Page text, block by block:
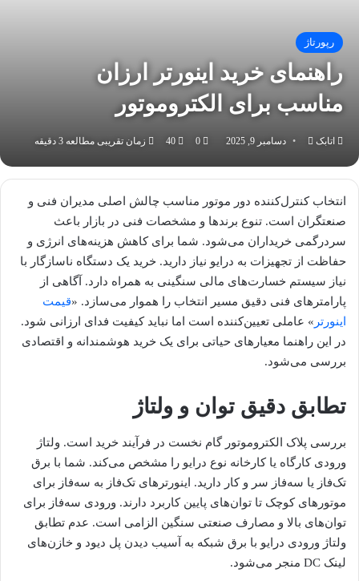
رپورتاژ
راهنمای خرید اینورتر ارزان
مناسب برای الکتروموتور
اتابک
ارسال
ایمیل
دسامبر 9, 2025 0
40 زمان تقریبی مطالعه 3 دقیقه
انتخاب کنترل‌کننده دور موتور مناسب چالش اصلی مدیران فنی و
صنعتگران است. تنوع برندها و مشخصات فنی در بازار باعث
سردرگمی خریداران می‌شود. شما برای کاهش هزینه‌های انرژی و
حفاظت از تجهیزات به درایو نیاز دارید. خرید یک دستگاه ناسازگار با
نیاز سیستم خسارت‌های مالی سنگینی به همراه دارد. آگاهی از
پارامترهای فنی دقیق مسیر انتخاب را هموار می‌سازد. «قیمت
اینورتر » عاملی تعیین‌کننده است اما نباید کیفیت فدای ارزانی شود.
در این راهنما معیارهای حیاتی برای یک خرید هوشمندانه و اقتصادی
بررسی می‌شود.
تطابق دقیق توان و ولتاژ
بررسی پلاک الکتروموتور گام نخست در فرآیند خرید است. ولتاژ
ورودی کارگاه یا کارخانه نوع درایو را مشخص می‌کند. شما با برق
تک‌فاز یا سه‌فاز سر‌ و کار دارید. اینورترهای تک‌فاز به سه‌فاز برای
موتورهای کوچک تا توان‌های پایین کاربرد دارند. ورودی سه‌فاز برای
توان‌های بالا و مصارف صنعتی سنگین الزامی است. عدم تطابق
ولتاژ ورودی درایو با برق شبکه به آسیب دیدن پل دیود و خازن‌های
لینک DC منجر می‌شود.